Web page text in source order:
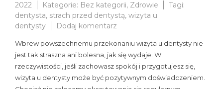
2022 Kategorie: Bez kategorii, Zdrowie
Tagi:
dentysta, strach przed dentystą, wizyta u
dentysty
Dodaj komentarz
nie
powinno
obawiać
się
Wbrew powszechnemu przekonaniu wizyta u dentysty nie
jest tak straszna ani bolesna, jak się wydaje. W
rzeczywistości, jeśli zachowasz spokój i przygotujesz się,
wizyta u dentysty może być pozytywnym doświadczeniem.